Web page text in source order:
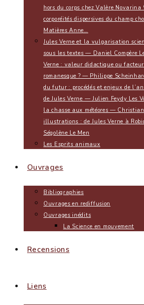
hors du corps chez Valère
corporéités dispersives du champ
Matières Anne…
Jules Verne et la vulgarisation
sous les textes — Daniel Compère
Verne : valeur didactique ou
romanesque ? — Philippe
du futur : procédés et enjeux de
de Jules Verne — Julien Feydy Les
la chasse aux météores —
illustrations : de Jules Verne à
Ségolène Le Men
Les Esprits animaux
Ouvrages
Bibliographies
Ouvrages en rediffusion
Ouvrages inédits
La Science en mouvement
Recensions
Liens